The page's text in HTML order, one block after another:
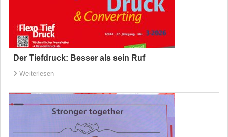
Der Tiefdruck: Besser als sein Ruf
Weiterlesen